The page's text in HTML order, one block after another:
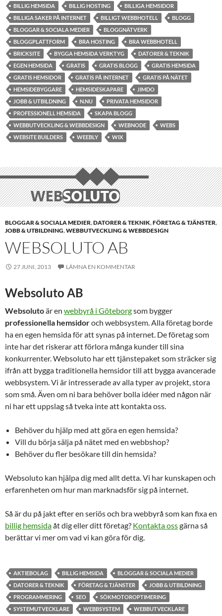
BILLIG HEMSIDA BILLIG HOSTING
BILLIGA HEMSIDOR
BILLIGA SAKER PÅ INTERNET
BILLIGT WEBBHOTELL
BLOGG
BLOGGAR & SOCIALA MEDIER
BLOGGNÄTVERK
BLOGGPLATTFORM
BRA HOSTING
BRA WEBBHOTELL
BRICKSITE
BYGGA HEMSIDA VERKTYG
DATORER & TEKNIK
EGEN HEMSIDA
GRATIS GRATIS BLOGG
GRATIS HEMSIDA
GRATIS HEMSIDOR
GRATIS PÅ INTERNET
GRATIS PÅ NÄTET
HEMSIDEBYGGARE
HEMSIDESKAPARE
JIMDO
JOBB & UTBILDNING
N.NU
PRIVATA HEMSIDOR
PROFESSIONELL HEMSIDA
SKAPA BLOGG
WEBBUTVECKLING & WEBBDESIGN
WEBNODE
WEBS
WEBSITE BUILDERS
WEEBLY WIX
BLOGGAR & SOCIALA MEDIER,DATORER & TEKNIK,FÖRETAG & TJÄNSTER,
JOBB & UTBILDNING,WEBBUTVECKLING & WEBBDESIGN
WEBSOLUTO AB
27 JUNI, 2013 LÄMNA EN KOMMENTAR
Websoluto AB
Websolutoär en webbyrå i Göteborgsom bygger
professionella hemsidoroch webbsystem. Alla företag borde
ha en egen hemsida för att synas på internet. De företag som
inte har det riskerar att förlora många kunder till sina
konkurrenter. Websoluto har ett tjänstepaket som sträcker sig
ifrån att bygga traditionella hemsidor till att bygga avancerade
webbsystem. Vi är intresserade av alla typer av projekt, stora
som små. Även om ni bara behöver bolla idéer med någon när
ni har ett uppslag så tveka inte att kontakta oss.
Behöver du hjälp med att göra en egen hemsida?
Vill du börja sälja på nätet med en webbshop?
Behöver du fler besökare till din hemsida?
Websoluto kan hjälpa dig med allt detta. Vi har kunskapen och
erfarenheten om hur man marknadsför sig på internet.
Så är du på jakt efter en seriös och bra webbyrå som kan fixa en
billig hemsidaåt dig eller ditt företag? Kontakta ossgärna så
berättar vi mer om vad vi kan göra för dig.
AKTIEBOLAG BILLIG HEMSIDA
BLOGGAR & SOCIALA MEDIER
DATORER & TEKNIK
FÖRETAG & TJÄNSTER
JOBB & UTBILDNING
PROGRAMMERING
SEO
SÖKMOTOROPTIMERING
SYSTEMUTVECKLARE
WEBBSYSTEM WEBBUTVECKLARE